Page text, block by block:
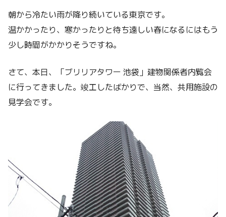
朝から冷たい雨が降り続いている東京です。
温かかったり、寒かったりと待ち遠しい春になるにはもう
少し時間がかかりそうですね。
さて、本日、「ブリリアタワー 池袋」建物関係者内覧会
に行ってきました。竣工したばかりで、当然、共用施設の
見学会です。